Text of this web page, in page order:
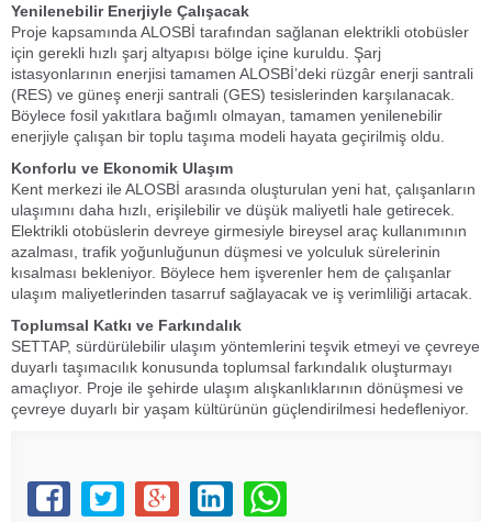
Yenilenebilir Enerjiyle Çalışacak
Proje kapsamında ALOSBİ tarafından sağlanan elektrikli otobüsler
için gerekli hızlı şarj altyapısı bölge içine kuruldu. Şarj
istasyonlarının enerjisi tamamen ALOSBİ’deki rüzgâr enerji santrali
(RES) ve güneş enerji santrali (GES) tesislerinden karşılanacak.
Böylece fosil yakıtlara bağımlı olmayan, tamamen yenilenebilir
enerjiyle çalışan bir toplu taşıma modeli hayata geçirilmiş oldu.
Konforlu ve Ekonomik Ulaşım
Kent merkezi ile ALOSBİ arasında oluşturulan yeni hat, çalışanların
ulaşımını daha hızlı, erişilebilir ve düşük maliyetli hale getirecek.
Elektrikli otobüslerin devreye girmesiyle bireysel araç kullanımının
azalması, trafik yoğunluğunun düşmesi ve yolculuk sürelerinin
kısalması bekleniyor. Böylece hem işverenler hem de çalışanlar
ulaşım maliyetlerinden tasarruf sağlayacak ve iş verimliliği artacak.
Toplumsal Katkı ve Farkındalık
SETTAP, sürdürülebilir ulaşım yöntemlerini teşvik etmeyi ve çevreye
duyarlı taşımacılık konusunda toplumsal farkındalık oluşturmayı
amaçlıyor. Proje ile şehirde ulaşım alışkanlıklarının dönüşmesi ve
çevreye duyarlı bir yaşam kültürünün güçlendirilmesi hedefleniyor.